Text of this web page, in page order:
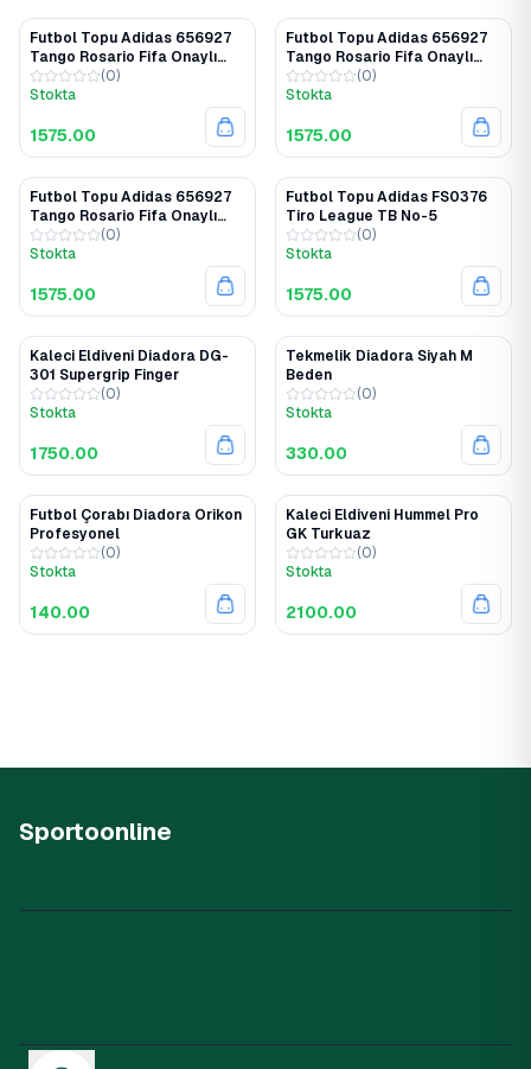
Futbol Topu Adidas 656927
Tango Rosario Fifa Onaylı
Dikişli No-3
(0)
Stokta
1575.00
Futbol Topu Adidas 656927
Tango Rosario Fifa Onaylı
Dikişli No-4
(0)
Stokta
1575.00
Futbol Topu Adidas 656927
Tango Rosario Fifa Onaylı
Dikişli No-5
(0)
Stokta
1575.00
Futbol Topu Adidas FS0376
Tiro League TB No-5
(0)
Stokta
1575.00
Kaleci Eldiveni Diadora DG-
301 Supergrip Finger
(0)
Stokta
1750.00
Tekmelik Diadora Siyah M
Beden
(0)
Stokta
330.00
Futbol Çorabı Diadora Orikon
Profesyonel
(0)
Stokta
140.00
Kaleci Eldiveni Hummel Pro
GK Turkuaz
(0)
Stokta
2100.00
Sportoonline